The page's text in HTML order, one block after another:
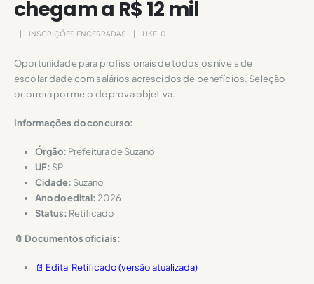
chegam a R$ 12 mil
INSCRIÇÕES ENCERRADAS LIKE: 0
Oportunidade para profissionais de todos os níveis de
escolaridade com salários acrescidos de benefícios. Seleção
ocorrerá por meio de prova objetiva.
Informações do concurso:
Órgão: Prefeitura de Suzano
UF: SP
Cidade: Suzano
Ano do edital: 2026
Status: Retificado
📎 Documentos oficiais:
📄 Edital Retificado (versão atualizada)